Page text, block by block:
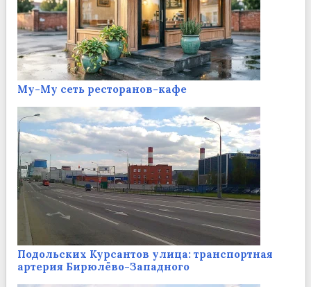
Му-Му сеть ресторанов-кафе
Подольских Курсантов улица: транспортная
артерия Бирюлёво-Западного